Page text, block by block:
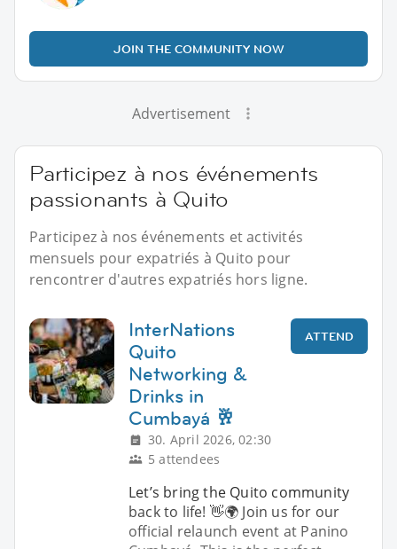
JOIN THE COMMUNITY NOW
Advertisement
Participez à nos événements
passionants à Quito
Participez à nos événements et activités
mensuels pour expatriés à Quito pour
rencontrer d'autres expatriés hors ligne.
InterNations
Quito
Networking &
Drinks in
Cumbayá 🥂
30. April 2026, 02:30
5 attendees
ATTEND
Let’s bring the Quito community
back to life! 👋🌍 Join us for our
official relaunch event at Panino